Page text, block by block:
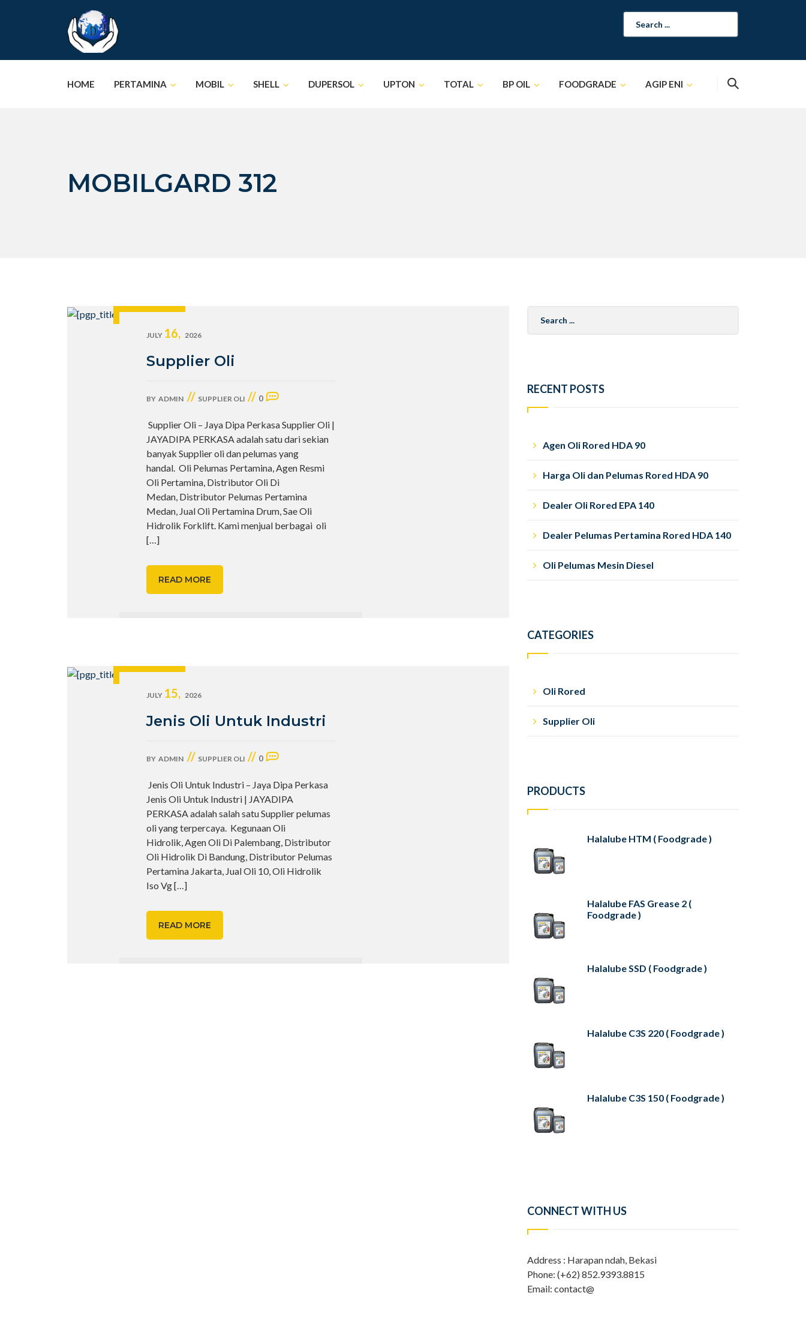
Search
for:
HOME PERTAMINA MOBIL SHELL DUPERSOL UPTON TOTAL BP OIL FOODGRADE AGIP ENI
MOBILGARD 312
JULY 16, 2026
Supplier Oli
BY ADMIN // SUPPLIER OLI // 0
Supplier Oli – Jaya Dipa Perkasa Supplier Oli |
JAYADIPA PERKASA adalah satu dari sekian
banyak Supplier oli dan pelumas yang
handal. Oli Pelumas Pertamina, Agen Resmi
Oli Pertamina, Distributor Oli Di
Medan, Distributor Pelumas Pertamina
Medan, Jual Oli Pertamina Drum, Sae Oli
Hidrolik Forklift. Kami menjual berbagai oli
[…]
READ MORE
JULY 15, 2026
Jenis Oli Untuk Industri
BY ADMIN // SUPPLIER OLI // 0
Jenis Oli Untuk Industri – Jaya Dipa Perkasa
Jenis Oli Untuk Industri | JAYADIPA
PERKASA adalah salah satu Supplier pelumas
oli yang terpercaya. Kegunaan Oli
Hidrolik, Agen Oli Di Palembang, Distributor
Oli Hidrolik Di Bandung, Distributor Pelumas
Pertamina Jakarta, Jual Oli 10, Oli Hidrolik
Iso Vg[…]
READ MORE
for:
RECENT POSTS
Agen Oli Rored HDA 90
Harga Oli dan Pelumas Rored HDA 90
Dealer Oli Rored EPA 140
Dealer Pelumas Pertamina Rored HDA 140
Oli Pelumas Mesin Diesel
CATEGORIES
Oli Rored
Supplier Oli
PRODUCTS
Halalube HTM ( Foodgrade )
Halalube FAS Grease 2 (
Foodgrade )
Halalube SSD ( Foodgrade )
Halalube C3S 220 ( Foodgrade )
Halalube C3S 150 ( Foodgrade )
CONNECT WITH US
Address : Harapan ndah, Bekasi
Phone: (+62) 852.9393.8815
Email: contact@